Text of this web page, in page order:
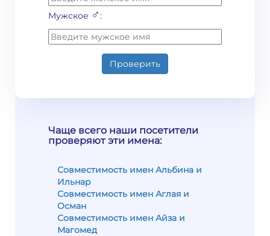
Мужское ♂:
Проверить
Чаще всего наши посетители
проверяют эти имена:
Совместимость имен Альбина и
Ильнар
Совместимость имен Аглая и
Осман
Совместимость имен Айза и
Магомед